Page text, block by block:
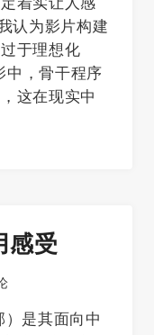
认为影片构建
于理想化
中，骨干程序
这在现实中
感受
是其面向中